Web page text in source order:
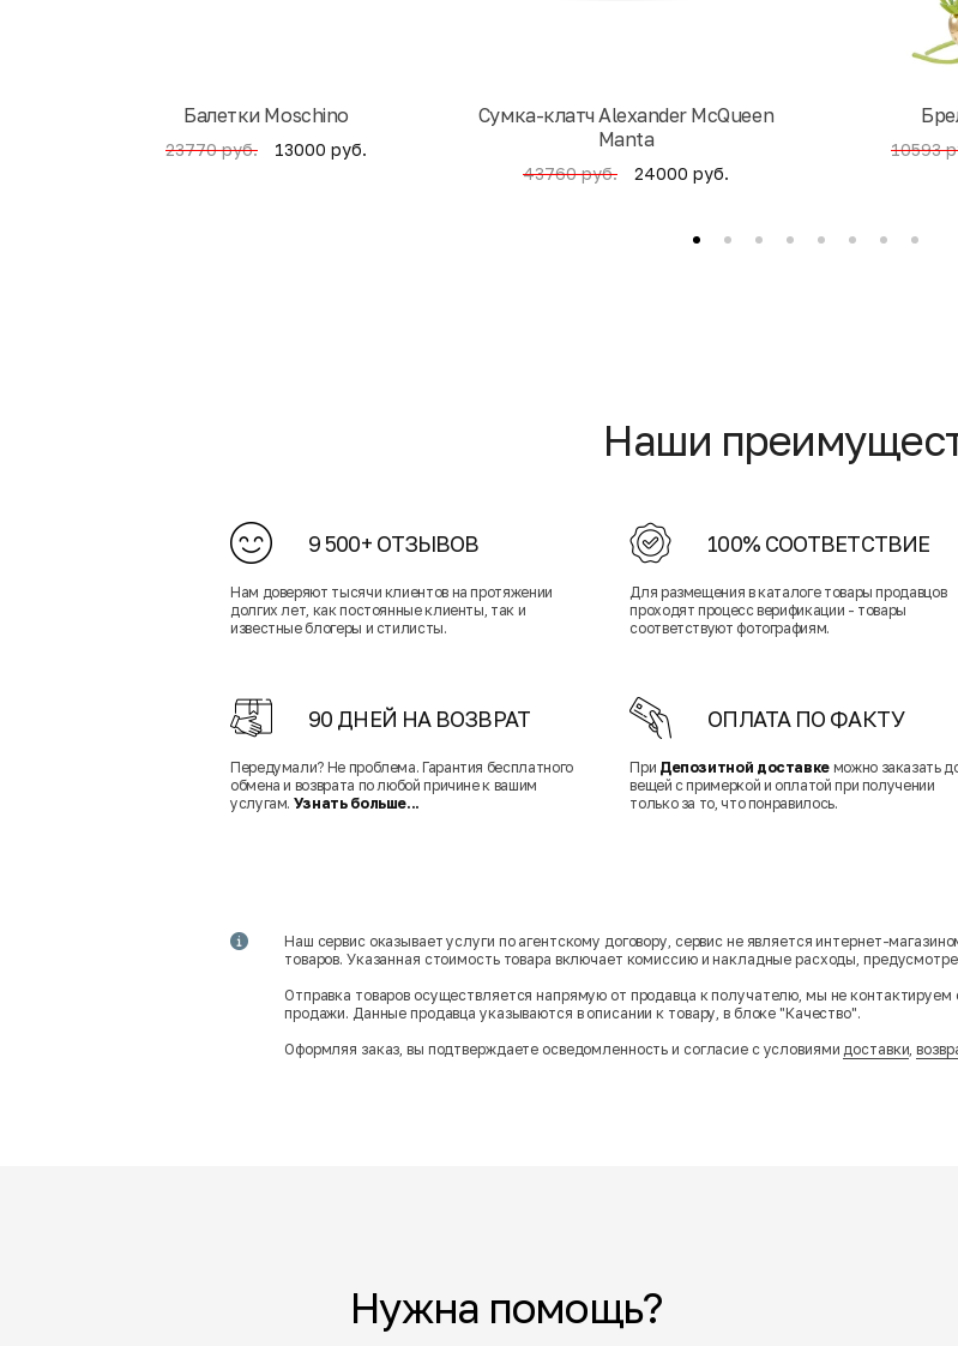
Балетки Moschino
23770 руб. 13000 руб.
Cумка-клатч Alexander McQueen
Manta
43760 руб. 24000 руб.
10593
Наши
9 500+ ОТЗЫВОВ
Нам доверяют тысячи клиентов на протяжении
долгих лет, как постоянные клиенты, так и
известные блогеры и стилисты.
100% СООТВЕТСТВИЕ
Для размещения в каталоге товары продавцов
проходят процесс верификации - товары
соответствуют фотографиям.
90 ДНЕЙ НА ВОЗВРАТ
Передумали? Не проблема. Гарантия бесплатного
обмена и возврата по любой причине к вашим
услугам. Узнать больше...
ОПЛАТА ПО ФАКТУ
При Депозитной доставке можно заказать
вещей с примеркой и оплатой при получении
только за то, что понравилось.
Наш сервис оказывает услуги по агентскому договору, сервис не является интернет-
товаров. Указанная стоимость товара включает комиссию и накладные расходы,
Отправка товаров осуществляется напрямую от продавца к получателю, мы не
продажи. Данные продавца указываются в описании к товару, в блоке "Качество".
Оформляя заказ, вы подтверждаете осведомленность и согласие с условиямидоставки,
Нужна помощь?